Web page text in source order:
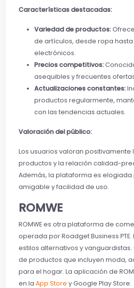
Características destacadas:
Variedad de productos:
de artículos, desde ropa
electrónicos.
Precios competitivos:
asequibles y frecuentes
Actualizaciones constantes:
productos regularmente,
con las tendencias actuales.
Valoración del público:
Los usuarios valoran positivamente
productos y la relación calidad-
Además, la plataforma es elogiada
amigable y facilidad de uso.
ROMWE
ROMWE es otra plataforma de
operada por Roadget Business PTE.
estilos alternativos y
de productos que incluyen moda,
para el hogar. La aplicación de
en la App Store yGoogle Play Store.